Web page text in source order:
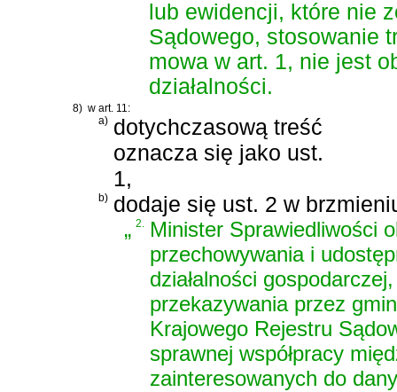
lub ewidencji, które nie
Sądowego, stosowanie
mowa w art. 1, nie jest
działalności.
8) w art. 11:
a) dotychczasową treść
oznacza się jako ust.
1,
b) dodaje się ust. 2 w
„2. Minister Sprawiedliwości
przechowywania i
działalności
przekazywania przez
Krajowego Rejestru
sprawnej współpracy
zainteresowanych do